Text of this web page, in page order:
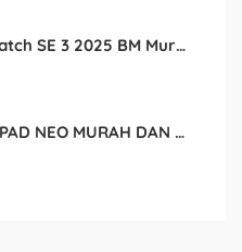
Jual Apple Watch SE 3 2025 BM Murah Dan original
JUAL APPLE IPAD NEO MURAH DAN ORIGINAL